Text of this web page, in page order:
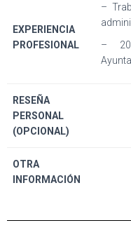
EXPERIENCIA
PROFESIONAL
–
–
RESEÑA
PERSONAL
(OPCIONAL)
OTRA
INFORMACIÓN